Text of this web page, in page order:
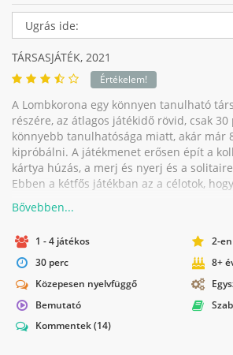
TÁRSASJÁTÉK, 2021
Értékelem!
A Lombkorona egy könnyen tanulható
részére, az átlagos játékidő rövid, csak 30
könnyebb tanulhatósága miatt, akár már
kipróbálni. A játékmenet erősen épít a
kártya húzás, a merj és nyerj és a
Ebben a kétfős játékban az a célotok,
1 - 4 játékos
2-
30 perc
8+
Közepesen nyelvfüggő
Bemutató
Kommentek(14)